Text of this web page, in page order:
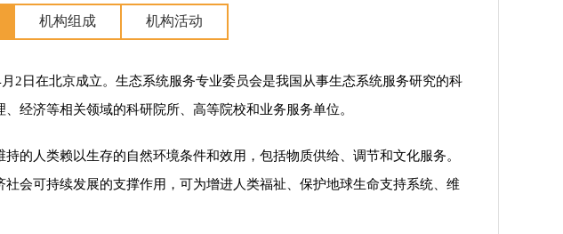
机构组成 机构活动
2日在北京成立。生态系统服务专业委员会是我国从事生态系统服务研究的科
经济等相关领域的科研院所、高等院校和业务服务单位。
的人类赖以生存的自然环境条件和效用，包括物质供给、调节和文化服务。
会可持续发展的支撑作用，可为增进人类福祉、保护地球生命支持系统、维